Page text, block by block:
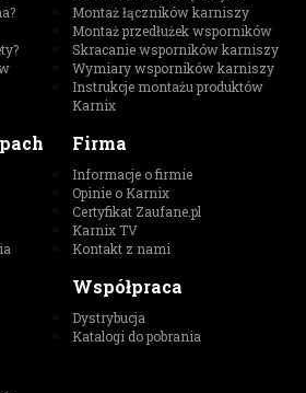
Montaż łączników karniszy
Montaż przedłużek wsporników
Skracanie wsporników karniszy
Wymiary wsporników karniszy
Instrukcje montażu produktów
Karnix
Firma
Informacje o firmie
Opinie o Karnix
Certyfikat Zaufane.pl
Karnix TV
Kontakt z nami
Współpraca
Dystrybucja
Katalogi do pobrania